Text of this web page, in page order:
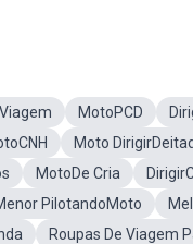
MotoPCD
Moto
MotoDe Cria
PilotandoMoto
Roupas De Viagem